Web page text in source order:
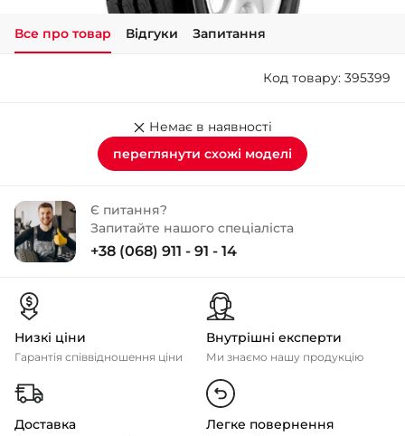
+38 (050)-911-911-2
+38 (099)-643-33-77
+38 (068)-923-74-19
- Калинова
Все про товар Відгуки Запитання
Код товару: 395399
Немає в наявності
переглянути схожі моделі
Є питання?
Запитайте нашого спеціаліста
+38 (068) 911 - 91 - 14
Низкі ціни
Гарантія співвідношення ціни
Внутрішні експерти
Ми знаємо нашу продукцію
Доставка Легке повернення